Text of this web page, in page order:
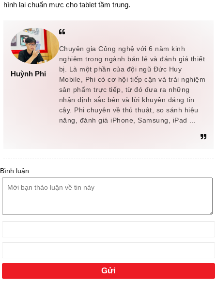
hình lại chuẩn mực cho tablet tầm trung.
Huỳnh Phi
Chuyên gia Công nghệ với 6 năm kinh
nghiệm trong ngành bán lẻ và đánh giá thiết
bị. Là một phần của đội ngũ Đức Huy
Mobile, Phi có cơ hội tiếp cận và trải nghiệm
sản phẩm trực tiếp, từ đó đưa ra những
nhận định sắc bén và lời khuyên đáng tin
cậy. Phi chuyên về thủ thuật, so sánh hiệu
năng, đánh giá iPhone, Samsung, iPad ...
Bình luận